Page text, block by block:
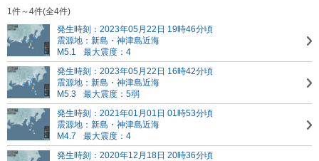
1件～4件(全4件)
発生時刻：2023年05月22日 19時46分頃
震源地：新島・神津島近海
M5.1
最大震度：4
発生時刻：2023年05月22日 16時42分頃
震源地：新島・神津島近海
M5.3
最大震度：5弱
発生時刻：2021年01月01日 01時53分頃
震源地：新島・神津島近海
M4.7
最大震度：4
発生時刻：2020年12月18日 20時36分頃